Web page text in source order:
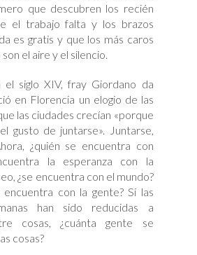
que descubren los recién
el trabajo falta y los brazos
es gratis y que los más caros
el aire y el silencio.
el siglo XIV, fray Giordano da
en Florencia un elogio de las
las ciudades crecían «porque
gusto de juntarse». Juntarse,
¿quién se encuentra con
la esperanza con la
¿se encuentra con el mundo?
encuentra con la gente? Si las
han sido reducidas a
cosas, ¿cuánta gente se
cosas?